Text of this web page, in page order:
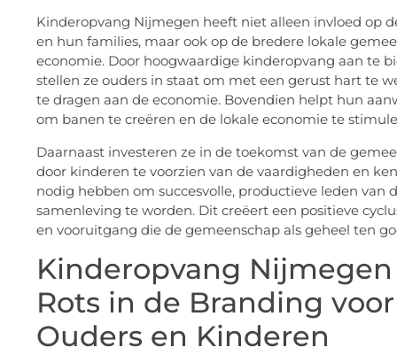
Kinderopvang Nijmegen heeft niet alleen invloed op
en hun families, maar ook op de bredere lokale
economie. Door hoogwaardige kinderopvang aan te
stellen ze ouders in staat om met een gerust hart te
te dragen aan de economie. Bovendien helpt hun
om banen te creëren en de lokale economie te
Daarnaast investeren ze in de toekomst van de
door kinderen te voorzien van de vaardigheden en
nodig hebben om succesvolle, productieve leden van
samenleving te worden. Dit creëert een positieve
en vooruitgang die de gemeenschap als geheel ten
Kinderopvang Nijmegen
Rots in de Branding voor
Ouders en Kinderen